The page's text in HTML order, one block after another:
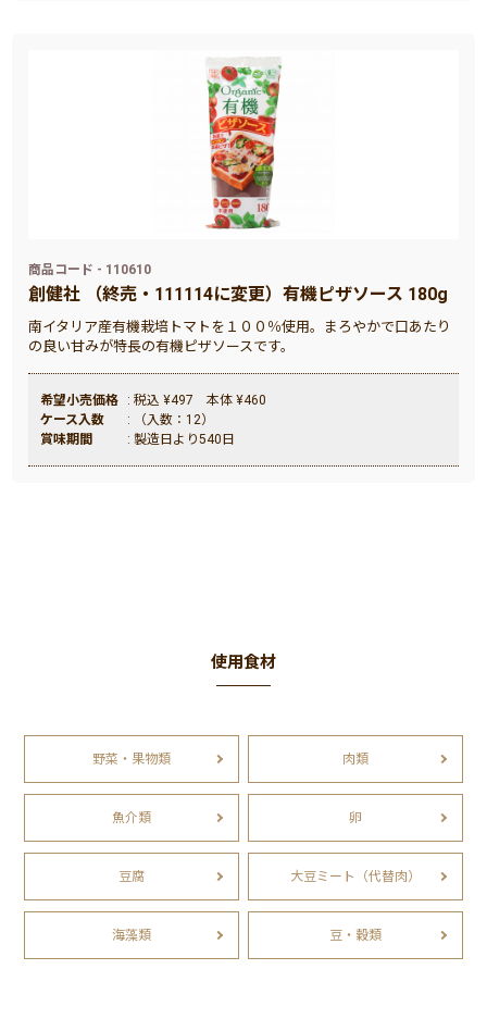
商品コード - 110610
創健社 （終売・111114に変更）有機ピザソース 180g
南イタリア産有機栽培トマトを１００％使用。まろやかで口あたり
の良い甘みが特長の有機ピザソースです。
希望小売価格
: 税込 ¥497 本体 ¥460
ケース入数
: （入数：12）
賞味期間
: 製造日より540日
使用食材
野菜・果物類 肉類
魚介類 卵
豆腐 大豆ミート（代替肉）
海藻類 豆・穀類